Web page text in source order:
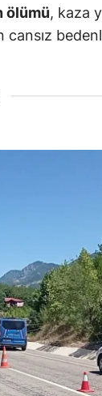
ölümü, kaza
cansız